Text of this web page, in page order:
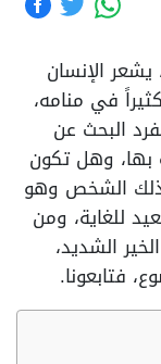
الإنسان
في منامه،
البحث عن
بها، وهل تكون
ذلك الشخص وهو
للغاية، ومن
الشديد،
فتابعونا.